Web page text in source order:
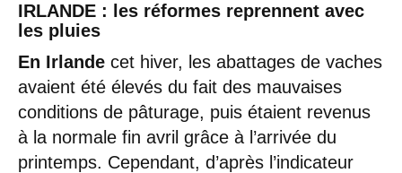
IRLANDE : les réformes reprennent avec
les pluies
En Irlande cet hiver, les abattages de vaches
avaient été élevés du fait des mauvaises
conditions de pâturage, puis étaient revenus
à la normale fin avril grâce à l’arrivée du
printemps. Cependant, d’après l’indicateur